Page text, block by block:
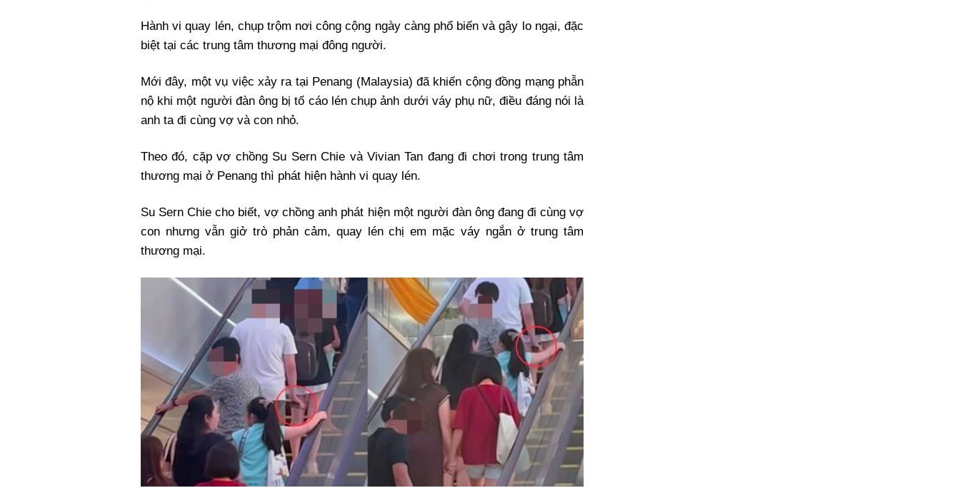
Quan điểm
Xi nhan Trái Phải
Hành vi quay lén, chụp trộm nơi công cộng ngày càng phổ biến và gây lo ngại, đặc
biệt tại các trung tâm thương mại đông người.
Mới đây, một vụ việc xảy ra tại Penang (Malaysia) đã khiến cộng đồng mạng phẫn
nộ khi một người đàn ông bị tố cáo lén chụp ảnh dưới váy phụ nữ, điều đáng nói là
anh ta đi cùng vợ và con nhỏ.
Theo đó, cặp vợ chồng Su Sern Chie và Vivian Tan đang đi chơi trong trung tâm
thương mại ở Penang thì phát hiện hành vi quay lén.
Su Sern Chie cho biết, vợ chồng anh phát hiện một người đàn ông đang đi cùng vợ
con nhưng vẫn giở trò phản cảm, quay lén chị em mặc váy ngắn ở trung tâm
thương mại.